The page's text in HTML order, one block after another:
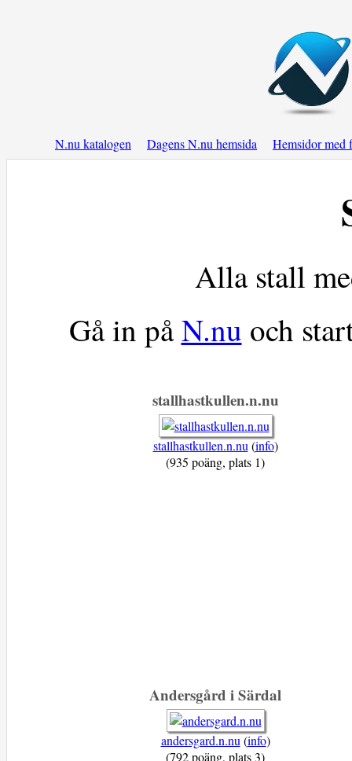
N.nu katalogen Dagens N.nu hemsida Hemsidor med
Alla stall
Gå in påN.nu och
stallhastkullen.n.nu
stallhastkullen.n.nu (info)
(935 poäng, plats 1)
Andersgård i Särdal
andersgard.n.nu (info)
(792 poäng, plats 3)